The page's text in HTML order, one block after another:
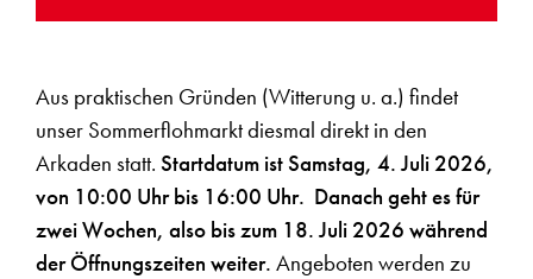
Aus praktischen Gründen (Witterung u. a.) findet
unser Sommerflohmarkt diesmal direkt in den
Arkaden statt. Startdatum ist Samstag, 4. Juli 2026,
von 10:00 Uhr bis 16:00 Uhr. Danach geht es für
zwei Wochen, also bis zum 18. Juli 2026 während
der Öffnungszeiten weiter. Angeboten werden zu